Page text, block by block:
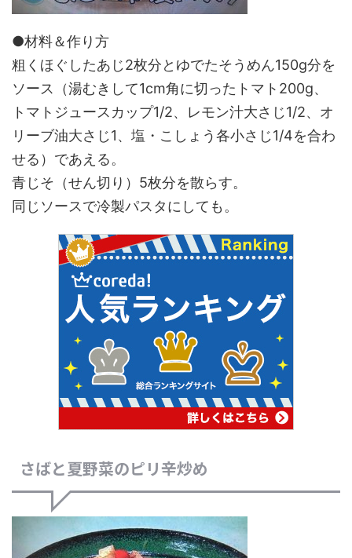
●材料＆作り方
粗くほぐしたあじ2枚分とゆでたそうめん150g分を
ソース（湯むきして1cm角に切ったトマト200g、
トマトジュースカップ1/2、レモン汁大さじ1/2、オ
リーブ油大さじ1、塩・こしょう各小さじ1/4を合わ
せる）であえる。
青じそ（せん切り）5枚分を散らす。
同じソースで冷製パスタにしても。
さばと夏野菜のピリ辛炒め